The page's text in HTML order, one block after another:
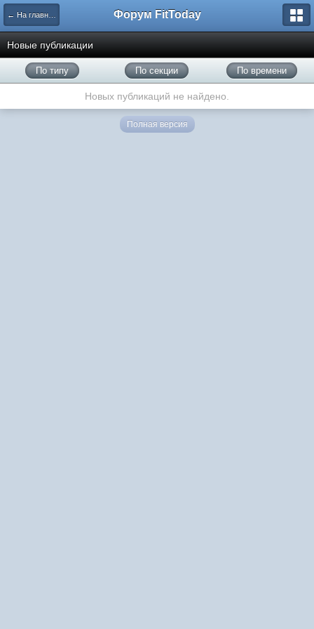
← На главную Форум FitToday
Новые публикации
По типу По секции По времени
Новых публикаций не найдено.
Полная версия